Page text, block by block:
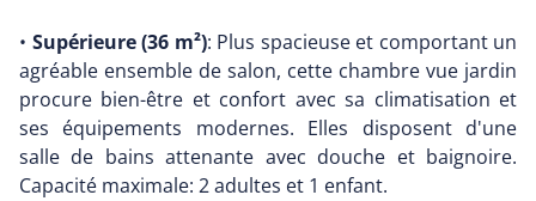
• Supérieure (36 m²): Plus spacieuse et comportant un
agréable ensemble de salon, cette chambre vue jardin
procure bien-être et confort avec sa climatisation et
ses équipements modernes. Elles disposent d'une
salle de bains attenante avec douche et baignoire.
Capacité maximale: 2 adultes et 1 enfant.